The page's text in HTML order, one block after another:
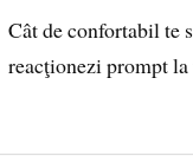
Cât de confortabil te
reacţionezi prompt la